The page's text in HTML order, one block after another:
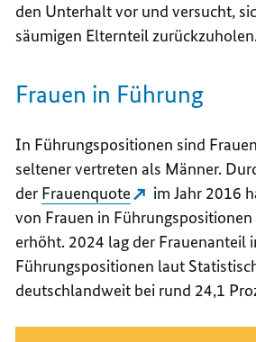
den Unterhalt vor und versucht,
säumigen Elternteil zurückzuholen.
Frauen in Führung
In Führungspositionen sind
seltener vertreten als Männer.
der Frauenquote
im Jahr 2016
von Frauen in
erhöht. 2024 lag der Frauenanteil
Führungspositionen laut
deutschlandweit bei rund 24,1